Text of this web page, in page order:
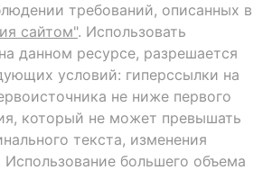
требований, описанных в
сайтом". Использовать
данном ресурсе, разрешается
условий: гиперссылки на
не ниже первого
который не может превышать
текста, изменения
большего объема